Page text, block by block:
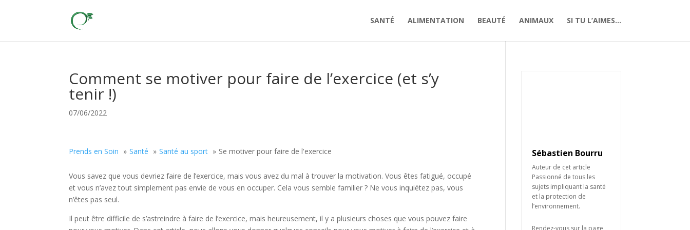
SANTÉ ALIMENTATION BEAUTÉ ANIMAUX SI TU L’AIMES…
Comment se motiver pour faire de l’exercice (et s’y
tenir !)
07/06/2022
Prends en Soin Santé Santé au sport Se motiver pour faire de l'exercice
Vous savez que vous devriez faire de l’exercice, mais vous avez du mal à trouver la motivation. Vous êtes fatigué, occupé
et vous n’avez tout simplement pas envie de vous en occuper. Cela vous semble familier ? Ne vous inquiétez pas, vous
n’êtes pas seul.
Il peut être difficile de s’astreindre à faire de l’exercice, mais heureusement, il y a plusieurs choses que vous pouvez faire
Sébastien Bourru
Auteur de cet article
Passionné de tous les
sujets impliquant la santé
et la protection de
l’environnement.
Rendez-vous sur la page